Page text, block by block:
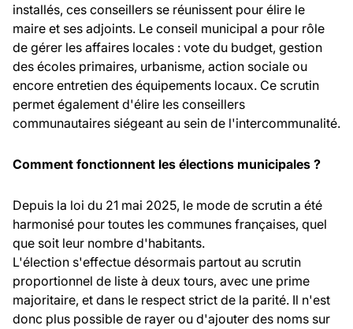
installés, ces conseillers se réunissent pour élire le
maire et ses adjoints. Le conseil municipal a pour rôle
de gérer les affaires locales : vote du budget, gestion
des écoles primaires, urbanisme, action sociale ou
encore entretien des équipements locaux. Ce scrutin
permet également d'élire les conseillers
communautaires siégeant au sein de l'intercommunalité.
Comment fonctionnent les élections municipales ?
Depuis la loi du 21 mai 2025, le mode de scrutin a été
harmonisé pour toutes les communes françaises, quel
que soit leur nombre d'habitants.
L'élection s'effectue désormais partout au scrutin
proportionnel de liste à deux tours, avec une prime
majoritaire, et dans le respect strict de la parité. Il n'est
donc plus possible de rayer ou d'ajouter des noms sur